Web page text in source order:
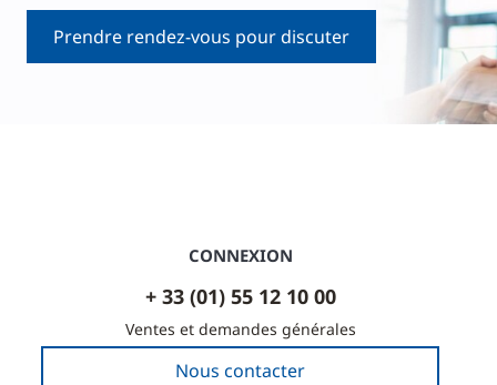
Prendre rendez-vous pour discuter
CONNEXION
+ 33 (01) 55 12 10 00
Ventes et demandes générales
Nous contacter